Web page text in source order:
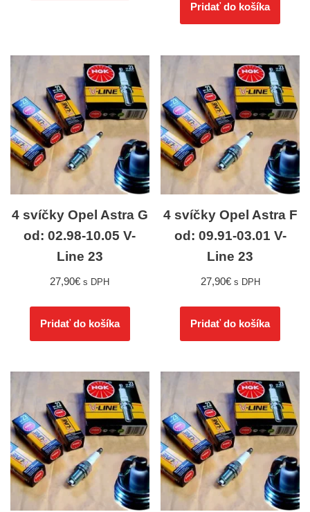
Pridať do košíka
4 svíčky Opel Astra G
od: 02.98-10.05 V-
Line 23
27,90€ s DPH
Pridať do košíka
4 svíčky Opel Astra F
od: 09.91-03.01 V-
Line 23
27,90€ s DPH
Pridať do košíka